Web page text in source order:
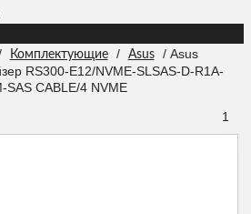
Комплектующие / Asus
/ Asus
RS300-E12/NVME-SLSAS-D-R1A-
SAS CABLE/4 NVME
1